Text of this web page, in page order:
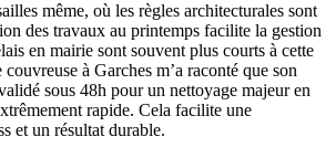
même, où les règles architecturales sont
des travaux au printemps facilite la gestion
en mairie sont souvent plus courts à cette
à Garches m’a raconté que son
sous 48h pour un nettoyage majeur en
rapide. Cela facilite une
et un résultat durable.